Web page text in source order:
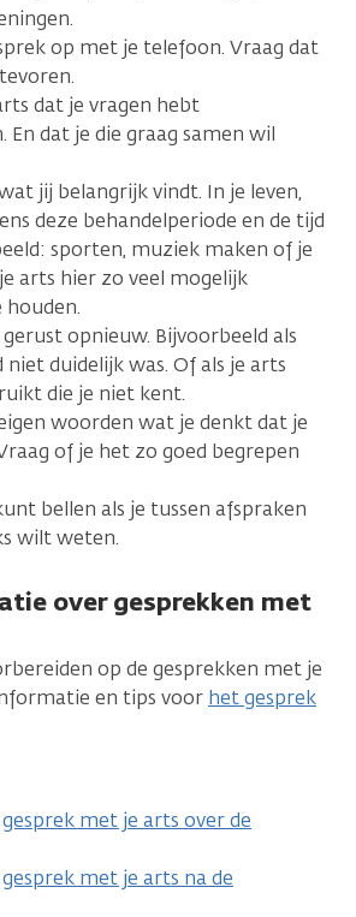
op met je telefoon. Vraag dat
dat je vragen hebt
En dat je die graag samen wil
jij belangrijk vindt. In je leven,
deze behandelperiode en de tijd
sporten, muziek maken of je
arts hier zo veel mogelijk
houden.
opnieuw. Bijvoorbeeld als
duidelijk was. Of als je arts
die je niet kent.
woorden wat je denkt dat je
of je het zo goed begrepen
bellen als je tussen afspraken
wilt weten.
over gesprekken met
op de gesprekken met je
en tips voor het gesprek
gesprek met je arts over de
gesprek met je arts na de